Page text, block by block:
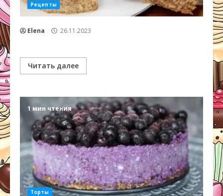
Рецепты
Elena 26.11.2023
Читать далее
1 мин чтения
Торты